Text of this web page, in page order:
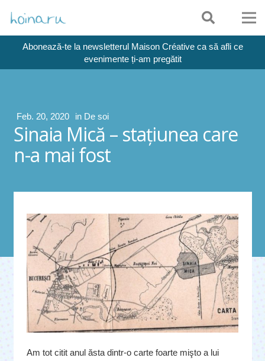
Abonează-te la newsletterul Maison Créative ca să afli ce
evenimente ți-am pregătit
Feb. 20, 2020 in De soi
Sinaia Mică – staţiunea care
n-a mai fost
Am tot citit anul ăsta dintr-o carte foarte mişto a lui